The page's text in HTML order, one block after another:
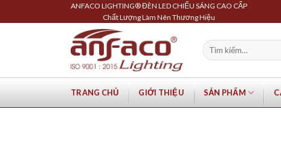
to
ANFACO LIGHTING® ĐÈN LED CHIẾU SÁNG CAO CẤP
Chất Lượng Làm Nên Thương Hiệu
Tìm
kiếm:
TRANG CHỦ GIỚI THIỆU SẢN PHẨM